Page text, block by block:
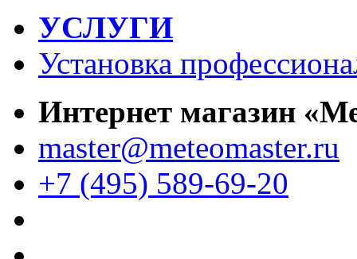
УСЛУГИ
Установка
Интернет магазин
master@meteomaster.ru
+7 (495) 589-69-20